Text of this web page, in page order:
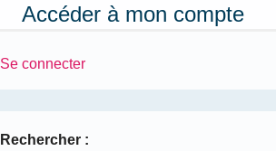
Accéder à mon compte
Se connecter
Rechercher :